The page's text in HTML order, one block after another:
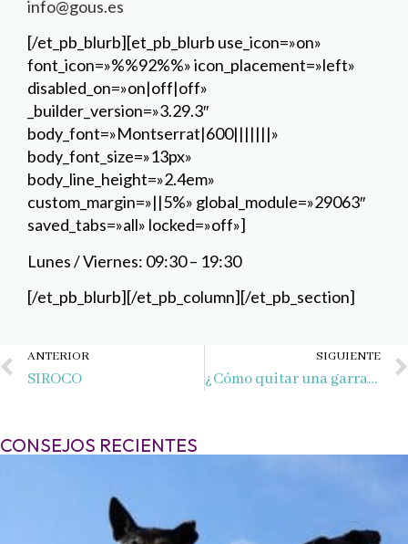
custom_margin=»||5%» global_module=»29063″
saved_tabs=»all» locked=»off»]
Lunes / Viernes: 09:30 – 19:30
[/et_pb_blurb][/et_pb_column][/et_pb_section]
Ant
ANTERIOR
SIROCO
CONSEJOS RECIENTES